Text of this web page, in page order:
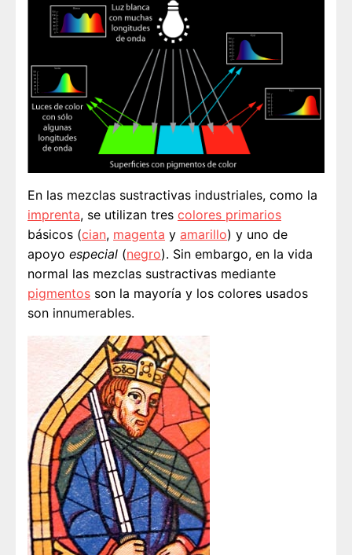
En las mezclas sustractivas industriales, como la
imprenta, se utilizan tres colores primarios
básicos (cian, magenta y amarillo) y uno de
apoyo especial (negro). Sin embargo, en la vida
normal las mezclas sustractivas mediante
pigmentos son la mayoría y los colores usados
son innumerables.